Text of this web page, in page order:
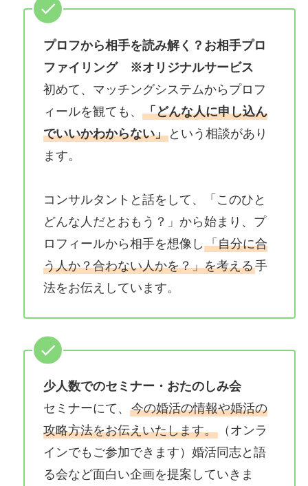
プロフから相手を読み解く？お相手プロ
ファイリング
※オリジナルサービス
初めて、マッチングシステムからプロフ
ィールを観ても、 「どんな人に申し込ん
でいいかわからない」という相談があり
ます。
コンサルタントと話をして、「このひと
どんな人だとおもう？」から始まり、プ
ロフィールから相手を想像し 「自分に合
う人か？合わない人かを？」を考える手
法をお伝えしています。
少人数でのセミナー・おたのしみ会
セミナーにて、 今の婚活の情報や婚活の
攻略方法をお伝えいたします。（オンラ
インでもご参加できます）婚活同志と語
る会など面白い企画を提案していきま